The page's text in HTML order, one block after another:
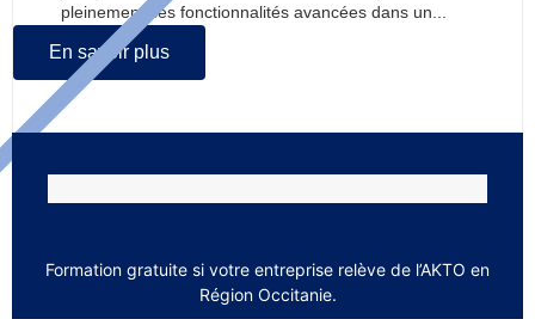
pleinement ses fonctionnalités avancées dans un...
En savoir plus
Formation gratuite si votre entreprise relève de l’AKTO en
Région Occitanie.